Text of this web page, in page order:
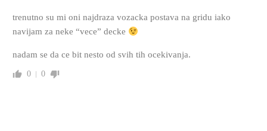
trenutno su mi oni najdraza vozacka postava na gridu iako
navijam za neke “vece” decke
nadam se da ce bit nesto od svih tih ocekivanja.
0 0